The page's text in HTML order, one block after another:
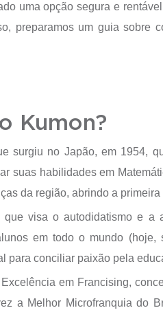
uma opção segura e
preparamos um guia sobre
Kumon?
surgiu no Japão, em 1954,
suas habilidades em
da região, abrindo a
visa o autodidatismo e a
em todo o mundo
para conciliar paixão pela
em Francising,
a Melhor Microfranquia do